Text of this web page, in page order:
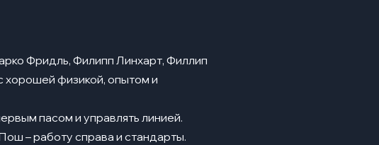
Фридль, Филипп Линхарт, Филлип
физикой, опытом и
пасом и управлять линией.
– работу справа и стандарты.